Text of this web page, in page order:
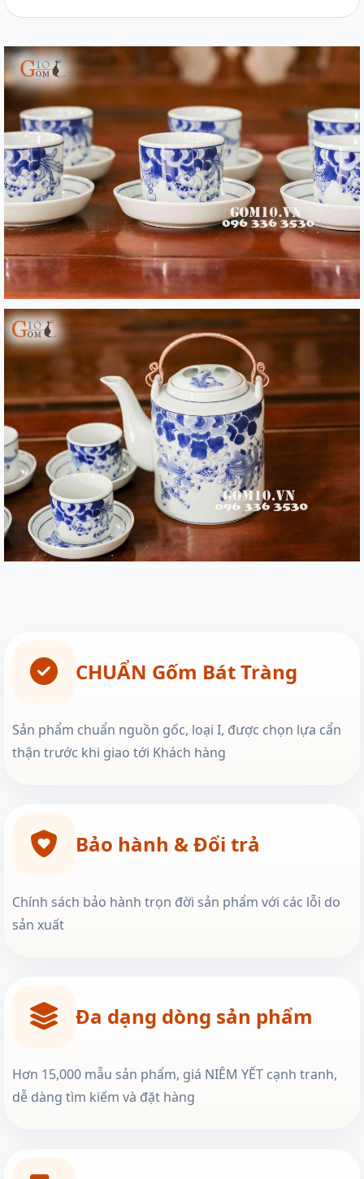
CHUẨN Gốm Bát Tràng
Sản phẩm chuẩn nguồn gốc, loại I, được chọn lựa cẩn
thận trước khi giao tới Khách hàng
Bảo hành & Đổi trả
Chính sách bảo hành trọn đời sản phẩm với các lỗi do
sản xuất
Đa dạng dòng sản phẩm
Hơn 15,000 mẫu sản phẩm, giá NIÊM YẾT cạnh tranh,
dễ dàng tìm kiếm và đặt hàng